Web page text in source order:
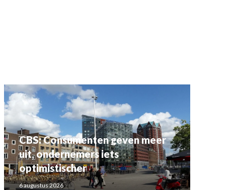
CBS: Consumenten geven meer
uit, ondernemers iets
optimistischer
6 augustus 2026